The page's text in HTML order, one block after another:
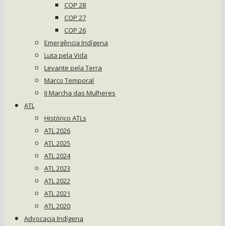
COP 28
COP 27
COP 26
Emergência Indígena
Luta pela Vida
Levante pela Terra
Marco Temporal
II Marcha das Mulheres
ATL
Histórico ATLs
ATL 2026
ATL 2025
ATL 2024
ATL 2023
ATL 2022
ATL 2021
ATL 2020
Advocacia Indígena